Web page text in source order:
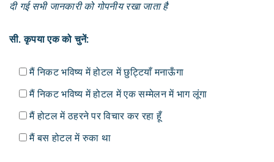
दी गई सभी जानकारी को गोपनीय रखा जाता है
सी. कृपया एक को चुनें:
मैं निकट भविष्य में होटल में छुट्टियाँ मनाऊँगा
मैं निकट भविष्य में होटल में एक सम्मेलन में भाग लूंगा
मैं होटल में ठहरने पर विचार कर रहा हूँ
मैं बस होटल में रुका था